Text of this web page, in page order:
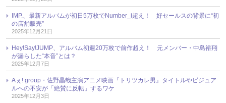
IMP.、最新アルバムが初日5万枚でNumber_i超え！ 好セールスの背景に“初
の店舗販売”
2025年12月21日
Hey!Say!JUMP、アルバム初週20万枚で前作超え！ 元メンバー・中島裕翔
が漏らした“本音”とは？
2025年12月7日
Aぇ! group・佐野晶哉主演アニメ映画『トリツカレ男』タイトルやビジュア
ルへの不安が「絶賛に反転」するワケ
2025年12月3日